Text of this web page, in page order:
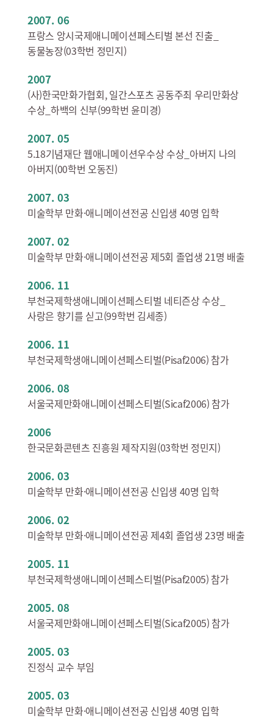
2007. 06
프랑스 앙시국제애니메이션페스티벌 본선 진출_
동물농장(03학번 정민지)
2007
(사)한국만화가협회, 일간스포츠 공동주최 우리만화상
수상_하백의 신부(99학번 윤미경)
2007. 05
5.18기념재단 웹애니메이션우수상 수상_아버지 나의
아버지(00학번 오동진)
2007. 03
미술학부 만화·애니메이션전공 신입생 40명 입학
2007. 02
미술학부 만화·애니메이션전공 제5회 졸업생 21명 배출
2006. 11
부천국제학생애니메이션페스티벌 네티즌상 수상_
사랑은 향기를 싣고(99학번 김세종)
2006. 11
부천국제학생애니메이션페스티벌(Pisaf2006) 참가
2006. 08
서울국제만화애니메이션페스티벌(Sicaf2006) 참가
2006
한국문화콘텐츠 진흥원 제작지원(03학번 정민지)
2006. 03
미술학부 만화·애니메이션전공 신입생 40명 입학
2006. 02
미술학부 만화·애니메이션전공 제4회 졸업생 23명 배출
2005. 11
부천국제학생애니메이션페스티벌(Pisaf2005) 참가
2005. 08
서울국제만화애니메이션페스티벌(Sicaf2005) 참가
2005. 03
진정식 교수 부임
2005. 03
미술학부 만화·애니메이션전공 신입생 40명 입학